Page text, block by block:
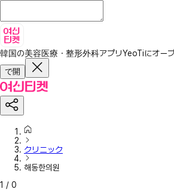
韓国の美容医療・整形外科アプリYeoTiにオー
で開
クリニック
해동한의원
1 / 0